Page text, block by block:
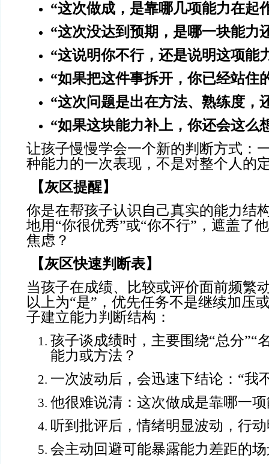
“这次做成，是靠哪几项能力在起
“这次没达到预期，是哪一块能力
“这说明你不行，还是说明这项能
“如果把这件事拆开，你已经站住
“这次问题是出在方法、熟练度，
“如果这块能力补上，你还会这么
让孩子慢慢学会一个新的判断方式：
种能力的一次表现，不是对整个人的
【灰区提醒】
你是在帮孩子认识自己真实的能力结
地用“你很优秀”或“你不行”，遮盖了
焦虑？
【灰区快速判断表】
当孩子在成绩、比较或评价面前频繁
以上为“是”，优先任务不是继续加压
子建立能力判断结构：
孩子谈成绩时，主要围绕“总分”“
能力或方法？
一次波动后，会迅速下结论：“我
他很难说清：这次做成是靠哪一
听到批评后，情绪明显波动，行
会主动回避可能暴露能力差距的